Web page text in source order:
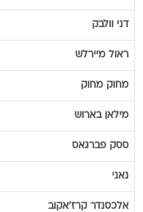
דני וולבק
ראול מיירלש
מחוק מחוק
מילאן בארוש
ססק פברגאס
נאני
אלכסנדר קרז'אקוב